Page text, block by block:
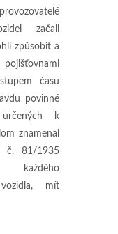
začali
způsobit a
času
povinné
k
znamenal
č. 81/1935
každého
mít